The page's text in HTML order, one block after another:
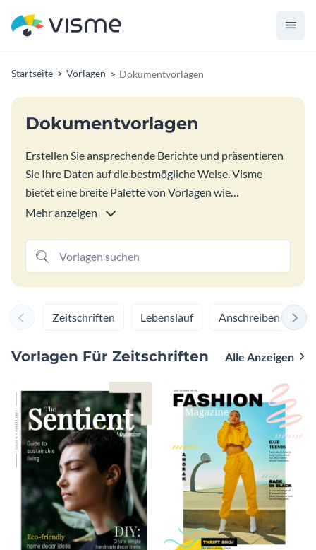
Startseite Vorlagen Dokumentvorlagen
Dokumentvorlagen
Erstellen Sie ansprechende Berichte und präsentieren
Sie Ihre Daten auf die bestmögliche Weise. Visme
bietet eine breite Palette von Vorlagen wie
Whitepapers, Pläne und Vorschläge, Memos,
können Sie jede Vorlage nahtlos an Ihr Branding, Ihre
Branche oder die Anforderungen Ihres Unternehmens
anpassen.
Mehr anzeigen
Zeitschriften Lebenslauf Anschreiben
Vorlagen Für Zeitschriften Alle Anzeigen